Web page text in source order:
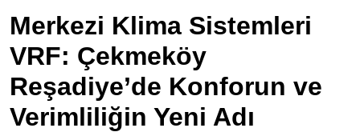
Merkezi Klima Sistemleri
VRF: Çekmeköy
Reşadiye’de Konforun ve
Verimliliğin Yeni Adı